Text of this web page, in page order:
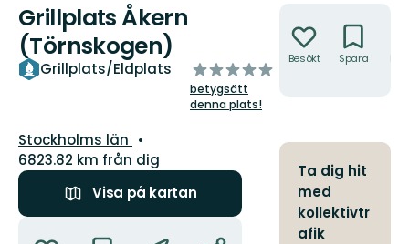
Grillplats Åkern
(Törnskogen)
Grillplats/Eldplats
av
5
stjärnor
betygsätt
denna plats!
Län:
Stockholms län
6823.82 km från dig
Visa på kartan
Besökt Spara
Ta dig hit
med
kollektivtr
afik